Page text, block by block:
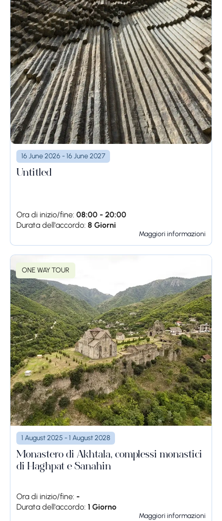
16 June 2026 - 16 June 2027
Untitled
Ora di inizio/fine: 08:00 - 20:00
Durata dell'accordo: 8 Giorni
Maggiori informazioni
ONE WAY TOUR
1 August 2025 - 1 August 2028
Monastero di Akhtala, complessi monastici
di Haghpat e Sanahin
Ora di inizio/fine: -
Durata dell'accordo: 1 Giorno
Maggiori informazioni